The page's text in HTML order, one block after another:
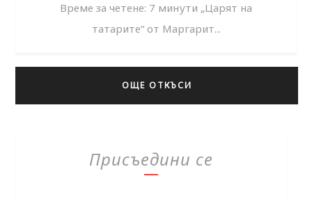
Време за четене: 7 минути „Царят на
татарите“ от Маргарит...
ОЩЕ ОТКЪСИ
Присъедини се